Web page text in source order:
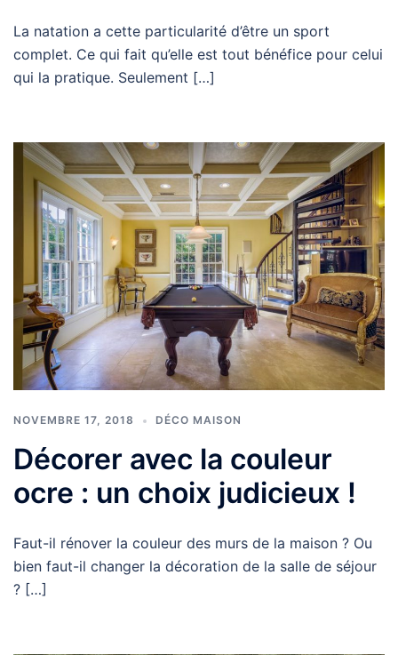
La natation a cette particularité d’être un sport
complet. Ce qui fait qu’elle est tout bénéfice pour celui
qui la pratique. Seulement […]
NOVEMBRE 17, 2018 DÉCO MAISON
Décorer avec la couleur
ocre : un choix judicieux !
Faut-il rénover la couleur des murs de la maison ? Ou
bien faut-il changer la décoration de la salle de séjour
? […]